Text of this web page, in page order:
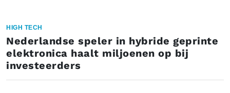
HIGH TECH
Nederlandse speler in hybride geprinte
elektronica haalt miljoenen op bij
investeerders